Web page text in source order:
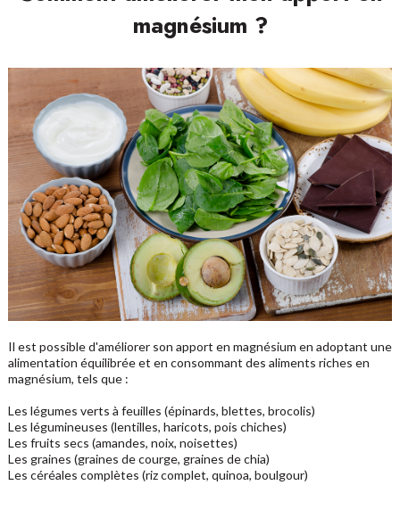
magnésium ?
Il est possible d'améliorer son apport en magnésium en adoptant une
alimentation équilibrée et en consommant des aliments riches en
magnésium, tels que :
Les légumes verts à feuilles (épinards, blettes, brocolis)
Les légumineuses (lentilles, haricots, pois chiches)
Les fruits secs (amandes, noix, noisettes)
Les graines (graines de courge, graines de chia)
Les céréales complètes (riz complet, quinoa, boulgour)